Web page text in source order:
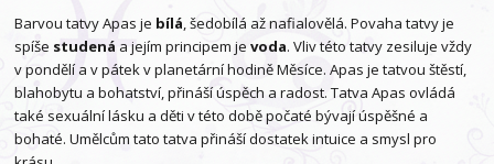
Barvou tatvy Apas je bílá, šedobílá až nafialovělá. Povaha tatvy je
spíše studená a jejím principem jevoda. Vliv této tatvy zesiluje vždy
v pondělí a v pátek v planetární hodině Měsíce. Apas je tatvou štěstí,
blahobytu a bohatství, přináší úspěch a radost. Tatva Apas ovládá
také sexuální lásku a děti v této době počaté bývají úspěšné a
bohaté. Umělcům tato tatva přináší dostatek intuice a smysl pro